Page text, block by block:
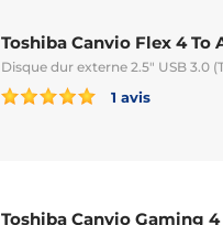
Toshiba Canvio Flex 4 To
Disque dur externe 2.5" USB 3.0
1 avis
Toshiba Canvio Gaming 4